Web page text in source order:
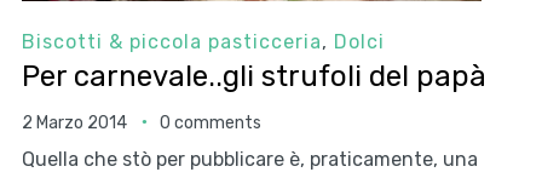
Biscotti & piccola pasticceria, Dolci
Per carnevale..gli strufoli del papà
2 Marzo 2014 0 comments
Quella che stò per pubblicare è, praticamente, una